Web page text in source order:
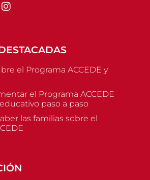
el Programa ACCEDE y
el Programa ACCEDE
paso a paso
las familias sobre el